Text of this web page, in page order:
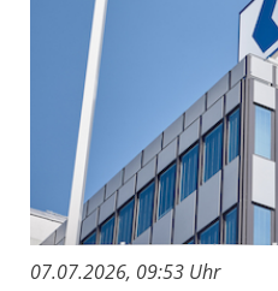
07.07.2026, 09:53 Uhr